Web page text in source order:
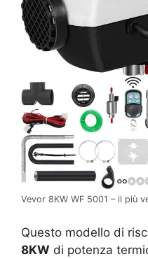
Vevor 8KW WF 5001 – il più
Questo modello di
8KW di potenza